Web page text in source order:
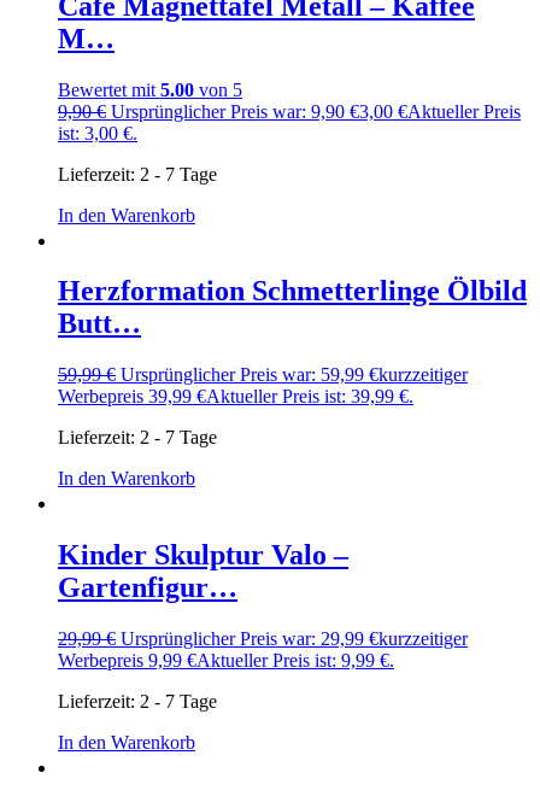
M…
Bewertet mit 5.00 von 5
9,90€ Ursprünglicher Preis war: 9,90 €3,00 €Aktueller Preis
ist: 3,00 €.
Lieferzeit: 2 - 7 Tage
In den Warenkorb
Herzformation Schmetterlinge Ölbild
Butt…
59,99€ Ursprünglicher Preis war: 59,99 €kurzzeitiger
Werbepreis 39,99 €Aktueller Preis ist: 39,99 €.
Lieferzeit: 2 - 7 Tage
In den Warenkorb
Kinder Skulptur Valo –
Gartenfigur…
29,99€ Ursprünglicher Preis war: 29,99 €kurzzeitiger
Werbepreis 9,99 €Aktueller Preis ist: 9,99 €.
Lieferzeit: 2 - 7 Tage
In den Warenkorb